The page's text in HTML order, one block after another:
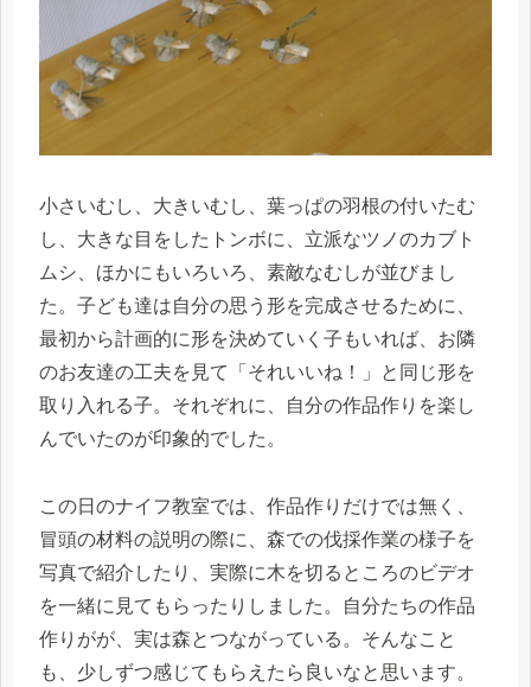
小さいむし、大きいむし、葉っぱの羽根の付いたむ
し、大きな目をしたトンボに、立派なツノのカブト
ムシ、ほかにもいろいろ、素敵なむしが並びまし
た。子ども達は自分の思う形を完成させるために、
最初から計画的に形を決めていく子もいれば、お隣
のお友達の工夫を見て「それいいね！」と同じ形を
取り入れる子。それぞれに、自分の作品作りを楽し
んでいたのが印象的でした。
この日のナイフ教室では、作品作りだけでは無く、
冒頭の材料の説明の際に、森での伐採作業の様子を
写真で紹介したり、実際に木を切るところのビデオ
を一緒に見てもらったりしました。自分たちの作品
作りがが、実は森とつながっている。そんなこと
も、少しずつ感じてもらえたら良いなと思います。